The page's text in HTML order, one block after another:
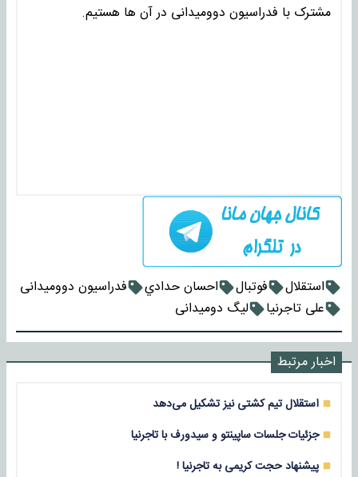
مشترک با فدراسیون دوومیدانی در آن ها هستیم.
استقلال فوتبال احسان حدادي
فدراسیون دوومیدانی
علی تاجرنیا
لیگ دومیدانی
اخبار مرتبط
استقلال تیم کشتی نیز تشکیل می‌دهد
جزئیات جلسات ساپینتو و سیدورف با تاجرنیا
پیشنهاد حجت کریمی به تاجرنیا !